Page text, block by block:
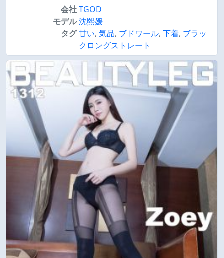
会社TGOD
モデル沈熙媛
タグ甘い, 気品, ブドワール, 下着, ブラッ
クロングストレート